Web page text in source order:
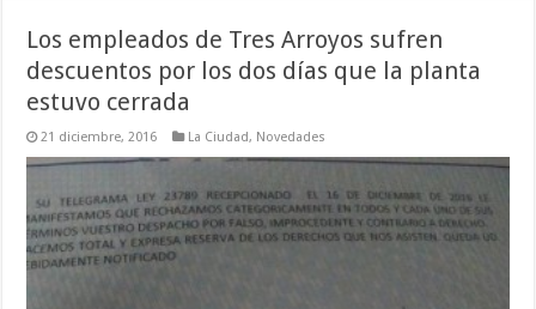
Los empleados de Tres Arroyos sufren
descuentos por los dos días que la planta
estuvo cerrada
21 diciembre, 2016 La Ciudad, Novedades